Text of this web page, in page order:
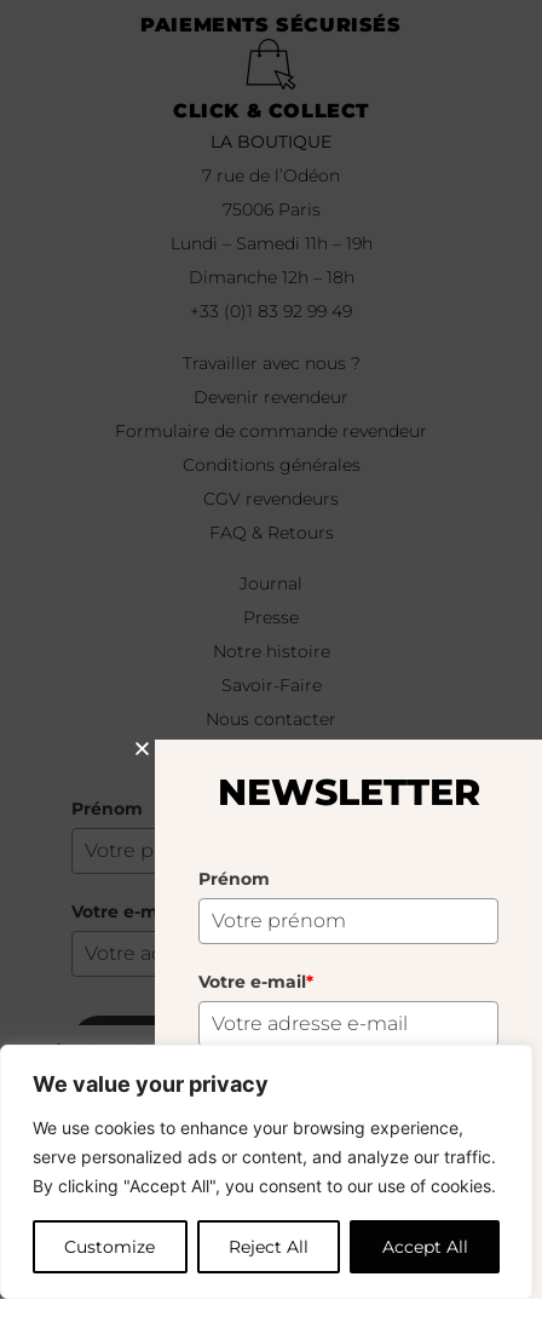
We value your privacy
We use cookies to enhance your browsing experience,
serve personalized ads or content, and analyze our traffic.
By clicking "Accept All", you consent to our use of cookies.
Customize Reject All Accept All
Boule 8cm Green Venezia
PAIEMENTS SÉCURISÉS
CLICK & COLLECT
LA BOUTIQUE
7 rue de l’Odéon
75006 Paris
Lundi – Samedi 11h – 19h
Dimanche 12h – 18h
+33 (0)1 83 92 99 49
Travailler avec nous ?
Devenir revendeur
Formulaire de commande revendeur
Conditions générales
CGV revendeurs
FAQ & Retours
Journal
Presse
Notre histoire
Savoir-Faire
Nous contacter
Prénom
Votre e-mail
S'abonner
Copyright © 2024 – © La Soufflerie.
Toutes les créations, tous les designs et tous les contenus sont
protégés par le droit d’auteur et le droit des marques.
Photos non contractuelles.
NEWSLETTER
Prénom
Votre e-mail*
Vous voulez rester informé ? Inscrivez-vous